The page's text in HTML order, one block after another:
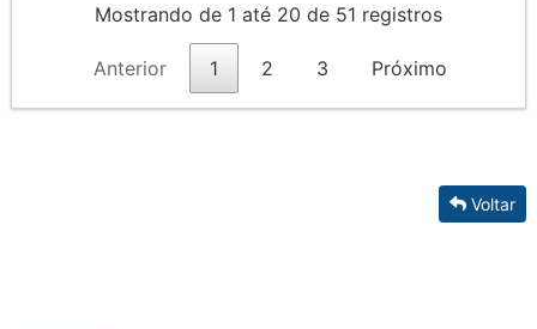
Mostrando de 1 até 20 de 51 registros
Anterior 1 2 3 Próximo
Voltar